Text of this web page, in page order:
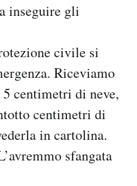
inseguire gli
civile si
Riceviamo
centimetri di neve,
centimetri di
in cartolina.
sfangata